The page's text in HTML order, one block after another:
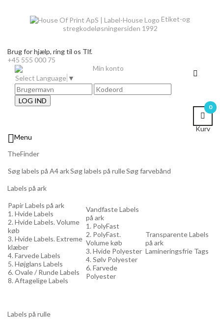
Etiket-og
stregkodeløsningersiden 1992
Brug for hjælp, ring til os Tlf.
+45 555 000 75
Select Language ▼
LOG IND
0
Kurv
Min konto
Menu
TheFinder
Søg labels på A4 arkSøg labels på rulleSøg farvebånd
Labels på ark
Papir Labels på ark
1. Hvide Labels
2. Hvide Labels. Volume
køb
3. Hvide Labels. Extreme
klæber
4. Farvede Labels
5. Højglans Labels
6. Ovale / Runde Labels
8. Aftagelige Labels
Vandfaste Labels
på ark
1. PolyFast
2. PolyFast.
Volume køb
3. Hvide Polyester
4. Sølv Polyester
6. Farvede
Polyester
Transparente Labels
på ark
Lamineringsfrie Tags
Labels på rulle